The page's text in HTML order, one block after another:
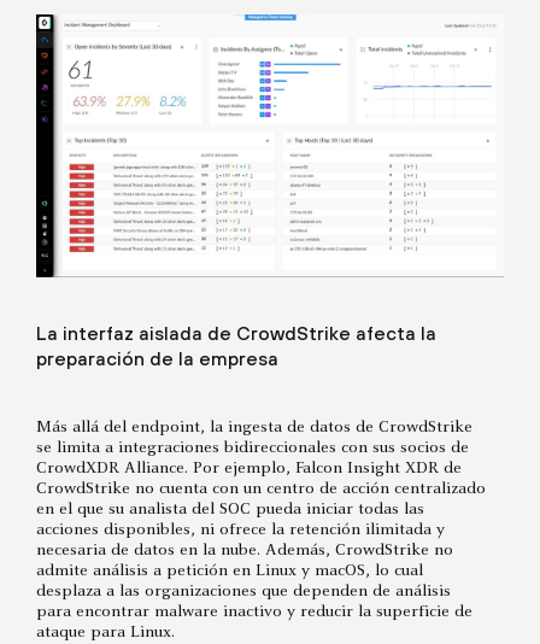
La interfaz aislada de CrowdStrike afecta la
preparación de la empresa
Más allá del endpoint, la ingesta de datos de CrowdStrike
se limita a integraciones bidireccionales con sus socios de
CrowdXDR Alliance. Por ejemplo, Falcon Insight XDR de
CrowdStrike no cuenta con un centro de acción centralizado
en el que su analista del SOC pueda iniciar todas las
acciones disponibles, ni ofrece la retención ilimitada y
necesaria de datos en la nube. Además, CrowdStrike no
admite análisis a petición en Linux y macOS, lo cual
desplaza a las organizaciones que dependen de análisis
para encontrar malware inactivo y reducir la superficie de
ataque para Linux.